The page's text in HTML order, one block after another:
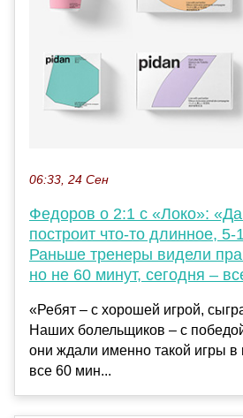
06:33, 24 Сен
Федоров о 2:1 с «Локо»:
построит что-то длинное, 5-
Раньше тренеры видели
но не 60 минут, сегодня –
«Ребят – с хорошей игрой,
Наших болельщиков – с
они ждали именно такой игры
все 60 мин...